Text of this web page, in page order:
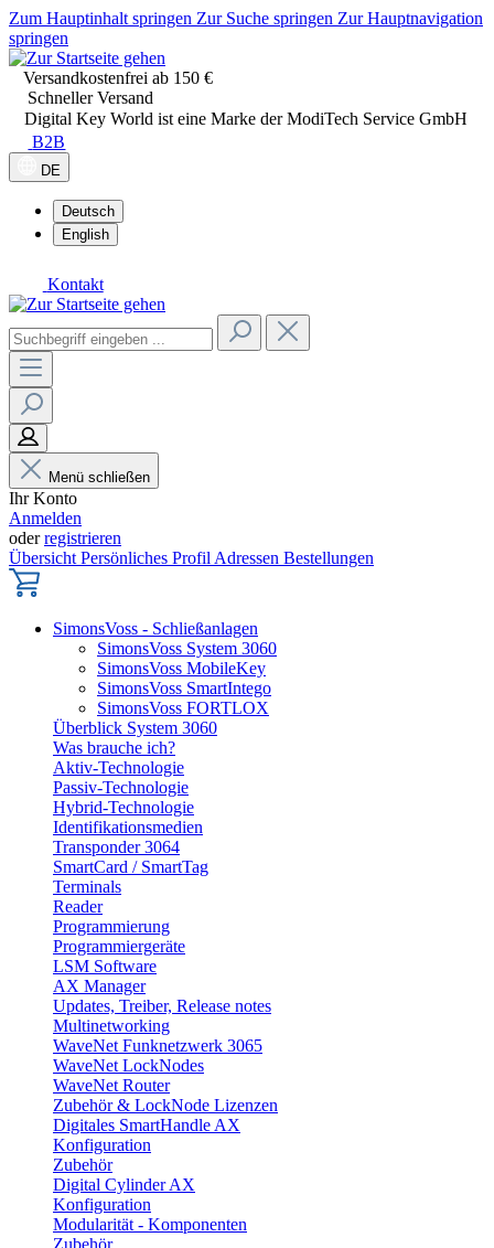
Zum Hauptinhalt springen Zur Suche springen Zur Hauptnavigation
springen
Versandkostenfrei ab 150 €
Schneller Versand
Digital Key World ist eine Marke der ModiTech Service GmbH
B2B
DE
Deutsch
English
Kontakt
Menü schließen
Ihr Konto
Anmelden
oderregistrieren
Übersicht Persönliches Profil Adressen Bestellungen
SimonsVoss - Schließanlagen
SimonsVoss System 3060
SimonsVoss MobileKey
SimonsVoss SmartIntego
SimonsVoss FORTLOX
Überblick System 3060
Was brauche ich?
Aktiv-Technologie
Passiv-Technologie
Hybrid-Technologie
Identifikationsmedien
Transponder 3064
SmartCard / SmartTag
Terminals
Reader
Programmierung
Programmiergeräte
LSM Software
AX Manager
Updates, Treiber, Release notes
Multinetworking
WaveNet Funknetzwerk 3065
WaveNet LockNodes
WaveNet Router
Zubehör & LockNode Lizenzen
Digitales SmartHandle AX
Konfiguration
Zubehör
Digital Cylinder AX
Konfiguration
Modularität - Komponenten
Zubehör